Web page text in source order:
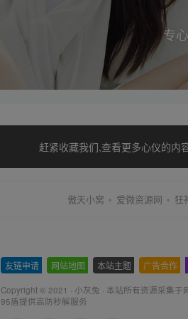
专
赶紧收藏我们,查看更多心仪的内
傲天小窝 爱微资源网 狂
友链申请 网站地图 本站主题 广告合作
Copyright © 2021 · 小灰兔 · 本站所有资源采集于
95盾提供高防秒解服务